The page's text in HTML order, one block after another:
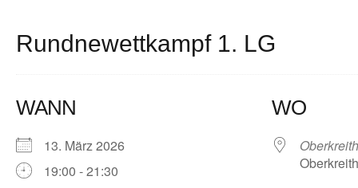
Rundnewettkampf 1. LG
WANN
13. März 2026
19:00 - 21:30
WO
Oberkreith